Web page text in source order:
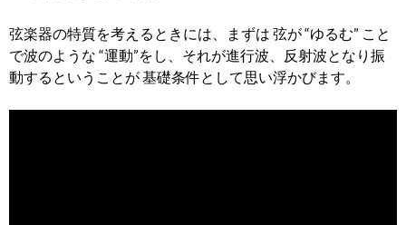
弦楽器の特質を考えるときには、まずは 弦が “ゆるむ” こと
で波のような “運動”をし、それが進行波、反射波となり振
動するということが 基礎条件として思い浮かびます。